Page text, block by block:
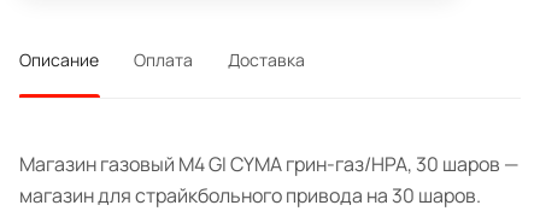
Описание Оплата Доставка
Магазин газовый M4 GI CYMA грин-газ/HPA, 30 шаров —
магазин для страйкбольного привода на 30 шаров.